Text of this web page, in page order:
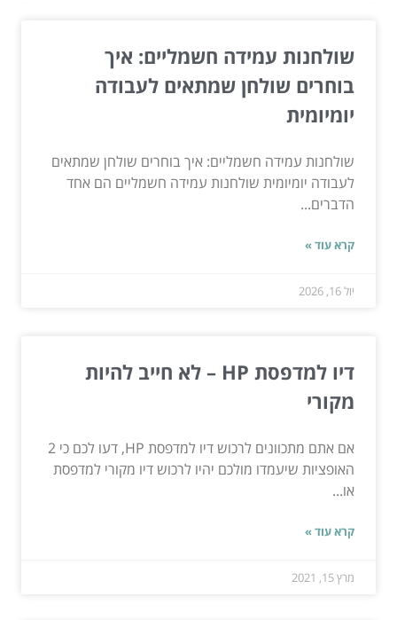
שולחנות עמידה חשמליים: איך
בוחרים שולחן שמתאים לעבודה
יומיומית
שולחנות עמידה חשמליים: איך בוחרים שולחן שמתאים
לעבודה יומיומית שולחנות עמידה חשמליים הם אחד
הדברים...
קרא עוד »
יול 16, 2026
דיו למדפסת HP – לא חייב להיות
מקורי
אם אתם מתכוונים לרכוש דיו למדפסת HP, דעו לכם כי 2
האופציות שיעמדו מולכם יהיו לרכוש דיו מקורי למדפסת
או...
קרא עוד »
מרץ 15, 2021